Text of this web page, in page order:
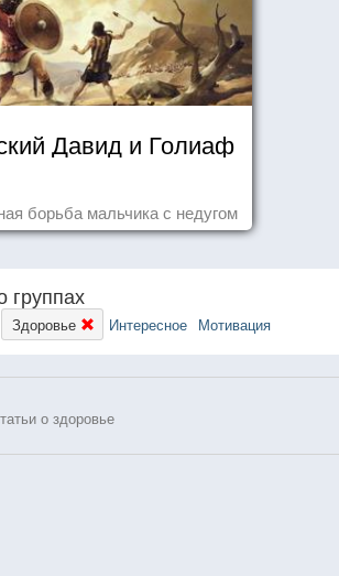
Давид и Голиаф
борьба мальчика с недугом
группах
Здоровье Интересное Мотивация
о здоровье